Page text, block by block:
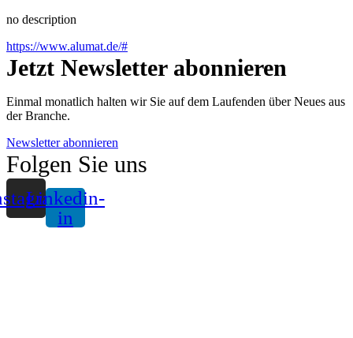
no description
https://www.alumat.de/#
Jetzt Newsletter abonnieren
Einmal monatlich halten wir Sie auf dem Laufenden über Neues aus
der Branche.
Newsletter abonnieren
Folgen Sie uns
Linkedin-
in